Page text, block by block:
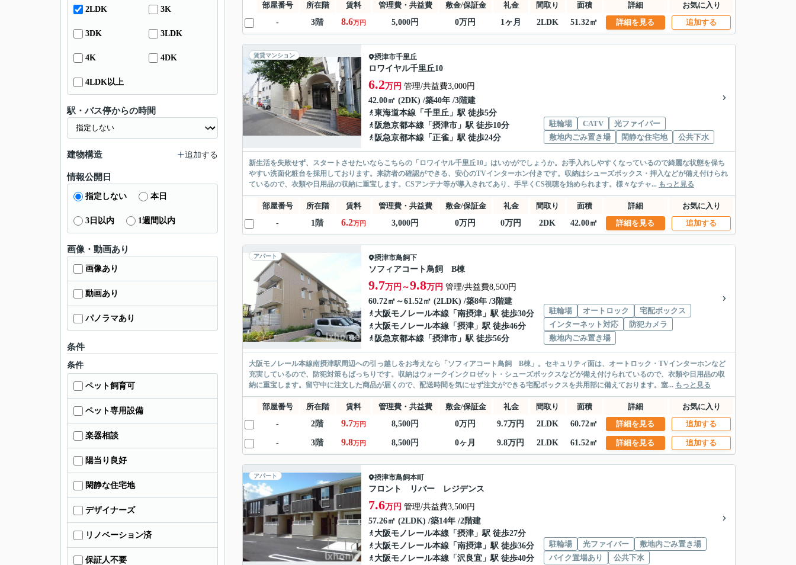
部屋番号 所在階 賃料 管理費・共益費 敷金/保証金 礼金 間取り 面積 詳細
お気に入り
-
3階 8.6万円 5,000円 0万円 1ヶ月 2LDK 51.32㎡ 詳細を見る 追加する
賃貸マンション 摂津市千里丘
ロワイヤル千里丘10
6.2万円 管理/共益費3,000円
42.00㎡ (2DK) /築40年 /3階建
東海道本線 「 千里丘 」駅 徒歩5分
阪急京都本線 「 摂津市 」駅 徒歩10分
阪急京都本線 「 正雀 」駅 徒歩24分
駐輪場 CATV
光ファイバー
敷地内ごみ置き場
閑静な住宅地 公共下水
新生活を失敗せず、スタートさせたいならこちらの「ロワイヤル千里丘10」はいかがでしょうか。お手入れしやすくなっているので綺麗な状態を保ち
やすい洗面化粧台を採用しております。来訪者の確認ができる、安心のTVインターホン付きです。収納はシューズボックス・押入などが備え付けられ
ているので、衣類や日用品の収納に重宝します。CSアンテナ等が導入されてあり、手早くCS視聴を始められます。様々なチャ... もっと見る
部屋番号 所在階 賃料 管理費・共益費 敷金/保証金 礼金 間取り 面積 詳細
お気に入り
-
1階 6.2万円 3,000円 0万円 0万円 2DK 42.00㎡ 詳細を見る 追加する
アパート 摂津市鳥飼下
ソフィアコート鳥飼 B棟
9.7万円～9.8万円 管理/共益費8,500円
60.72㎡～61.52㎡ (2LDK) /築8年 /3階建
大阪モノレール本線 「 南摂津 」駅 徒歩30分
大阪モノレール本線 「 摂津 」駅 徒歩46分
阪急京都本線 「 摂津市 」駅 徒歩56分
駐輪場 オートロック
宅配ボックス
インターネット対応
防犯カメラ
敷地内ごみ置き場
大阪モノレール本線南摂津駅周辺への引っ越しをお考えなら「ソフィアコート鳥飼 B棟」。セキュリティ面は、オートロック・TVインターホンなど
充実しているので、防犯対策もばっちりです。収納はウォークインクロゼット・シューズボックスなどが備え付けられているので、衣類や日用品の収
納に重宝します。留守中に注文した商品が届くので、配送時間を気にせず注文ができる宅配ボックスを共用部に備えております。室... もっと見る
部屋番号 所在階 賃料 管理費・共益費 敷金/保証金 礼金 間取り 面積 詳細
お気に入り
-
2階 9.7万円 8,500円 0万円 9.7万円 2LDK 60.72㎡ 詳細を見る 追加する
- 3階 9.8万円 8,500円 0ヶ月 9.8万円 2LDK 61.52㎡ 詳細を見る 追加する
アパート 摂津市鳥飼本町
フロント リバー レジデンス
7.6万円 管理/共益費3,500円
57.26㎡ (2LDK) /築14年 /2階建
大阪モノレール本線 「 摂津 」駅 徒歩27分
大阪モノレール本線 「 南摂津 」駅 徒歩36分
大阪モノレール本線 「 沢良宜 」駅 徒歩40分
駐輪場 光ファイバー
敷地内ごみ置き場
バイク置場あり
公共下水
2LDK 3K
3DK 3LDK
4K 4DK
4LDK以上
駅・バス停からの時間
建物構造 追加する
情報公開日
指定しない 本日
3日以内 1週間以内
画像・動画あり
画像あり
動画あり
パノラマあり
条件
条件
ペット飼育可
ペット専用設備
楽器相談
陽当り良好
閑静な住宅地
デザイナーズ
リノベーション済
保証人不要